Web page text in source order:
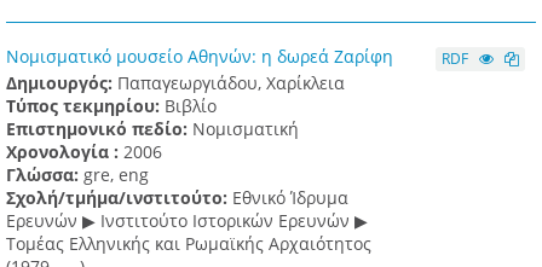
Νομισματικό μουσείο Αθηνών: η δωρεά Ζαρίφη
Δημιουργός: Παπαγεωργιάδου, Χαρίκλεια
Τύπος τεκμηρίου: Βιβλίο
Επιστημονικό πεδίο: Νομισματική
Χρονολογία : 2006
Γλώσσα: gre, eng
Σχολή/τμήμα/ινστιτούτο: Εθνικό Ίδρυμα
Ερευνών ▶ Ινστιτούτο Ιστορικών Ερευνών ▶
Τομέας Ελληνικής και Ρωμαϊκής Αρχαιότητος
RDF